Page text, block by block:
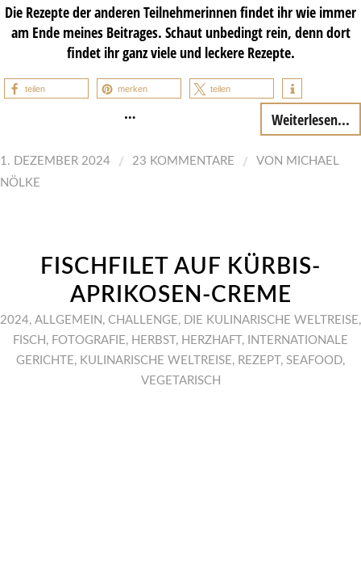
Die Rezepte der anderen Teilnehmerinnen findet ihr wie immer
am Ende meines Beitrages. Schaut unbedingt rein, denn dort
findet ihr ganz viele und leckere Rezepte.
teilen merken teilen
… Weiterlesen...
1. DEZEMBER 2024 / 23 KOMMENTARE / VON MICHAEL
NÖLKE
FISCHFILET AUF KÜRBIS-
APRIKOSEN-CREME
2024, ALLGEMEIN , CHALLENGE, DIE KULINARISCHE WELTREISE,
FISCH , FOTOGRAFIE, HERBST , HERZHAFT ,
INTERNATIONALE
GERICHTE, KULINARISCHE WELTREISE, REZEPT , SEAFOOD,
VEGETARISCH